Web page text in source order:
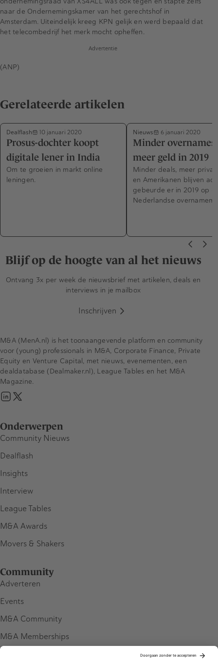
naar de Ondernemingskamer van het gerechtshof in
Amsterdam. Uiteindelijk kreeg KPN gelijk en werd bepaald dat
het telecombedrijf het merk mocht opheffen.
Advertentie
(ANP)
Gerelateerde artikelen
Dealflash 10 januari 2020
Prosus-dochter koopt
digitale lener in India
Om te groeien in markt online
leningen.
Nieuws 6 januari 2020
Minder overnames
meer geld in 2019
Minder deals, meer
en Amerikanen blijven
gebeurde er in 2019 op
Nederlandse
Blijf op de hoogte van al het nieuws
Ontvang 3x per week de nieuwsbrief met artikelen, deals en
interviews in je mailbox
Inschrijven
Onderwerpen
Community Nieuws
Dealflash
Insights
Interview
League Tables
M&A Awards
Movers & Shakers
Community
Adverteren
Events
M&A Community
M&A Memberships
M&A (MenA.nl) is het toonaangevende platform en community
voor (young) professionals in M&A, Corporate Finance, Private
Equity en Venture Capital, met nieuws, evenementen, een
dealdatabase (Dealmaker.nl), League Tables en het M&A
Magazine.